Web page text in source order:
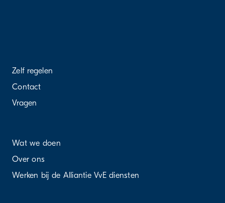
Zelf regelen
Contact
Vragen
Wat we doen
Over ons
Werken bij de Alliantie VvE diensten